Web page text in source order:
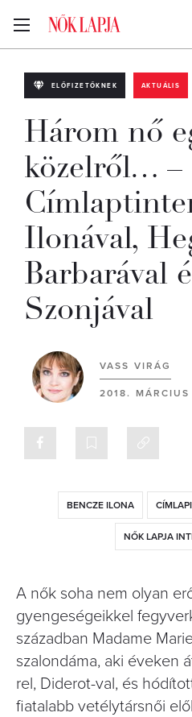
ELŐFIZETŐKNEK AKTUÁLIS
Három nő
közelről… –
Ilonával,
Barbarával
Szonjával
VASS VIRÁG
2018. MÁRCIUS
BENCZE ILONA
NŐK LAPJA
A nők soha nem olyan
gyengeségeikkel
században Madame
szalondáma, aki éveken
rel, Diderot-val, és
ﬁatalabb vetélytársnői